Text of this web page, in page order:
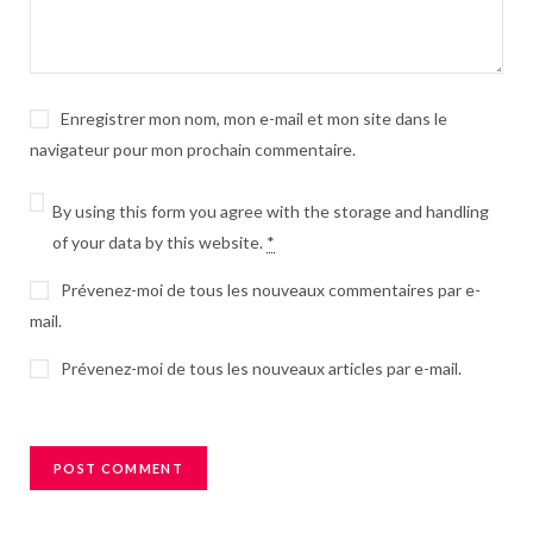
Enregistrer mon nom, mon e-mail et mon site dans le
navigateur pour mon prochain commentaire.
By using this form you agree with the storage and handling
of your data by this website. *
Prévenez-moi de tous les nouveaux commentaires par e-
mail.
Prévenez-moi de tous les nouveaux articles par e-mail.